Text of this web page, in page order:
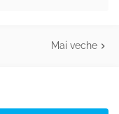
Mai veche